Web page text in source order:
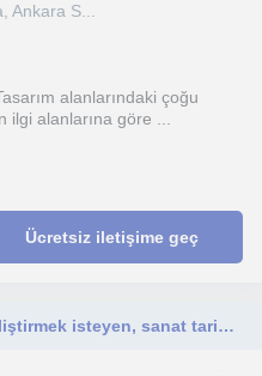
Ankara S...
alanlarındaki çoğu
alanlarına göre ...
Ücretsiz iletişime geç
Derslerim; resim becerilerini geliştirmek isteyen, sanat tarihi ögrenmek isteyen çocuk, genç ve yetişkinlere yöneliktir.